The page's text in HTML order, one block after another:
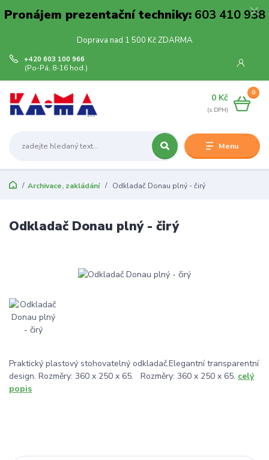
Pronájem prezentační techniky:603 410 938
Doprava nad 1 500 Kč ZDARMA
Menu
+420 603 100 966
(Po-Pá, 8-16 hod.)
0
0 Kč
Archivace, zakládání Odkladač Donau plný - čirý
Odkladač Donau plný - čirý
Praktický plastový stohovatelný odkladač.Elegantní transparentní
design. Rozměry: 360 x 250 x 65. Rozměry: 360 x 250 x 65. celý
popis